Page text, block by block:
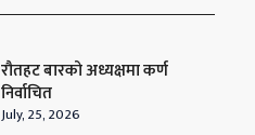
रौतहट बारको अध्यक्षमा कर्ण
निर्वाचित
July, 25, 2026